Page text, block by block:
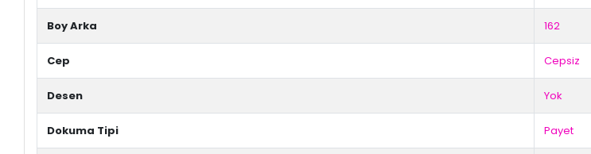
Boy Arka 162
Cep Cepsiz
Desen Yok
Dokuma Tipi Payet